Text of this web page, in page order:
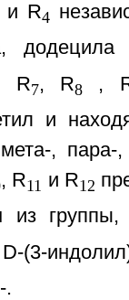
и R4
R7, R8
,
и
, пара-
, R11 и R12
из группы,
(3-
.